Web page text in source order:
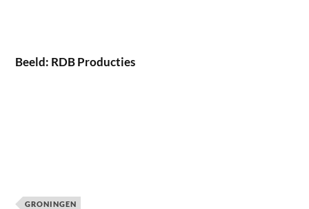
Beeld: RDB Producties
GRONINGEN